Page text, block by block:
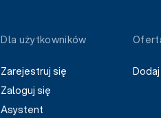
Dla użytkowników
Zarejestruj się
Zaloguj się
Asystent